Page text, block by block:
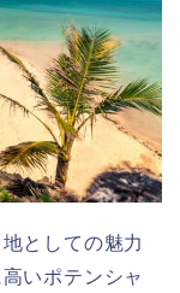
としての魅力
いポテンシャ